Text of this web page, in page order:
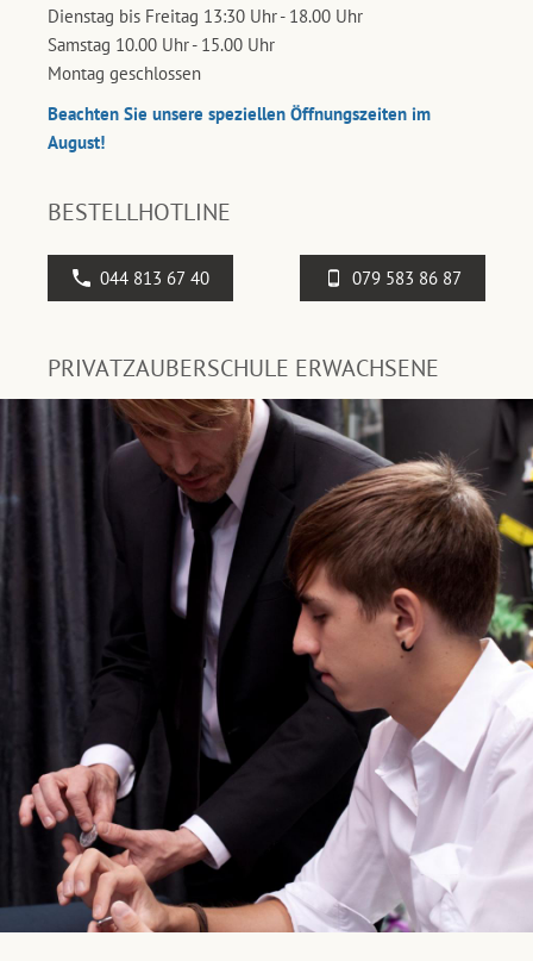
Dienstag bis Freitag 13:30 Uhr - 18.00 Uhr
Samstag 10.00 Uhr - 15.00 Uhr
Montag geschlossen
Beachten Sie unsere speziellen Öffnungszeiten im
August!
BESTELLHOTLINE
044 813 67 40 079 583 86 87
PRIVATZAUBERSCHULE ERWACHSENE